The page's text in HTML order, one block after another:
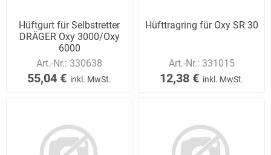
Hüftgurt für Selbstretter
DRÄGER Oxy 3000/Oxy
6000
Art.-Nr.: 330638
55,04 € inkl. MwSt.
Hüfttragring für Oxy SR 30
Art.-Nr.: 331015
12,38 € inkl. MwSt.